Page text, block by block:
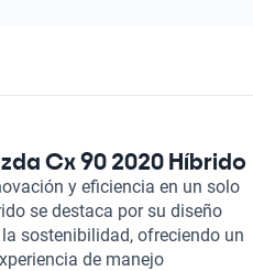
Cx 90 2020 Híbrido
y eficiencia en un solo
se destaca por su diseño
sostenibilidad, ofreciendo un
de manejo